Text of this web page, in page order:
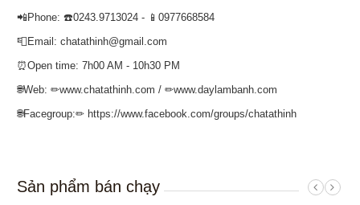
📲Phone: ☎️0243.9713024 - 📱0977668584
📮Email: chatathinh@gmail.com
⏰Open time: 7h00 AM - 10h30 PM
🌐Web: ✏www.chatathinh.com / ✏www.daylambanh.com
🌐Facegroup:✏ https://www.facebook.com/groups/chatathinh
Sản phẩm bán chạy